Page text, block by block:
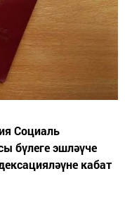
Социаль
бүлеге эшләүче
кабат